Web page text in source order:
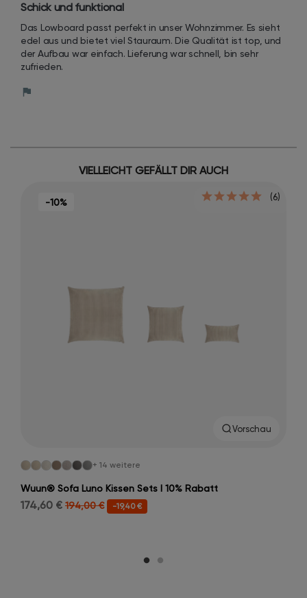
Schick und funktional
Das Lowboard passt perfekt in unser Wohnzimmer. Es sieht
edel aus und bietet viel Stauraum. Die Qualität ist top, und
der Aufbau war einfach. Lieferung war schnell, bin sehr
zufrieden.
VIELLEICHT GEFÄLLT DIR AUCH
-10%
Vorschau
+ 14 weitere
Wuun® Sofa Luno Kissen Sets I 10% Rabatt
174,60 € 194,00 € -19,40 €
(6)